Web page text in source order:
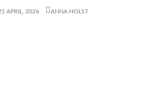
APRIL, 2026 ANNA HOLST